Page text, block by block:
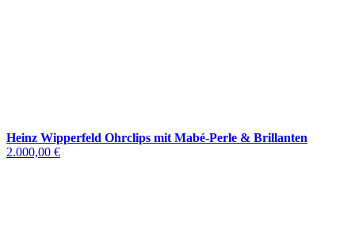
Heinz Wipperfeld Ohrclips mit Mabé-Perle & Brillanten
2.000,00 €